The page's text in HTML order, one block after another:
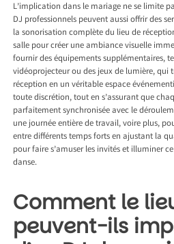
L’implication dans le mariage ne se limite
DJ professionnels peuvent aussi offrir des
la sonorisation complète du lieu de
salle pour créer une ambiance visuelle
fournir des équipements supplémentaires,
vidéoprojecteur ou des jeux de lumière, qui
réception en un véritable espace
toute discrétion, tout en s’assurant que
parfaitement synchronisée avec le
une journée entière de travail, voire plus,
entre différents temps forts en ajustant la
pour faire s’amuser les invités et illuminer
danse.
Comment le
peuvent-ils